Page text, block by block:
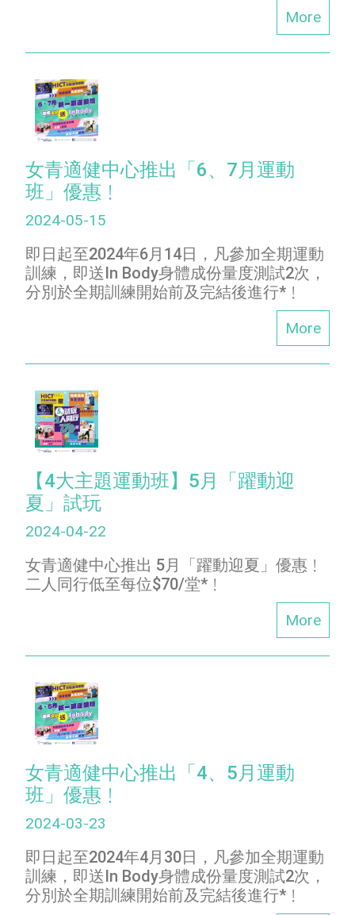
More
女青適健中心推出「6、7月運動
班」優惠﹗
2024-05-15
即日起至2024年6月14日，凡參加全期運動
訓練，即送In Body身體成份量度測試2次，
分別於全期訓練開始前及完結後進行*﹗
More
【4大主題運動班】5月「躍動迎
夏」試玩
2024-04-22
女青適健中心推出 5月「躍動迎夏」優惠﹗
二人同行低至每位$70/堂*﹗
More
女青適健中心推出「4、5月運動
班」優惠﹗
2024-03-23
即日起至2024年4月30日，凡參加全期運動
訓練，即送In Body身體成份量度測試2次，
分別於全期訓練開始前及完結後進行*﹗